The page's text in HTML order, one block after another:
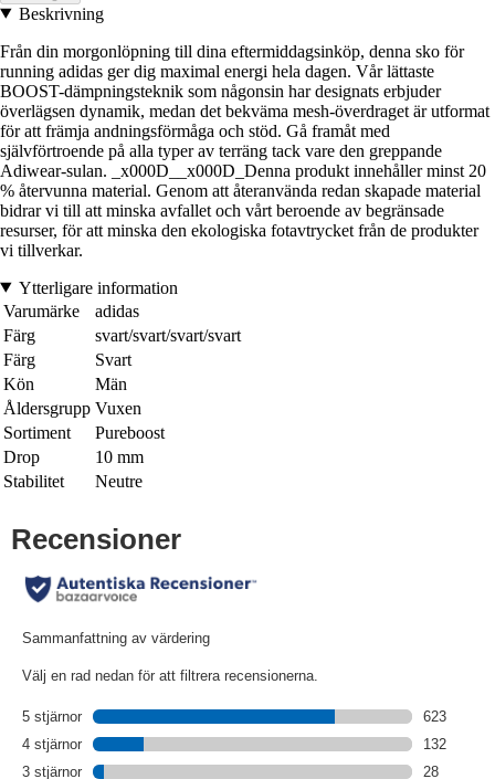
Beskrivning
Från din morgonlöpning till dina eftermiddagsinköp, denna sko för
running adidas ger dig maximal energi hela dagen. Vår lättaste
BOOST-dämpningsteknik som någonsin har designats erbjuder
överlägsen dynamik, medan det bekväma mesh-överdraget är utformat
för att främja andningsförmåga och stöd. Gå framåt med
självförtroende på alla typer av terräng tack vare den greppande
Adiwear-sulan. _x000D__x000D_Denna produkt innehåller minst 20
% återvunna material. Genom att återanvända redan skapade material
bidrar vi till att minska avfallet och vårt beroende av begränsade
resurser, för att minska den ekologiska fotavtrycket från de produkter
vi tillverkar.
Ytterligare information
Varumärke
adidas
Färg
svart/svart/svart/svart
Färg
Svart
Kön
Män
Åldersgrupp Vuxen
Sortiment
Pureboost
Drop
10 mm
Stabilitet
Neutre